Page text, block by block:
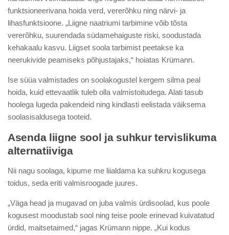
funktsioneerivana hoida verd, vererõhku ning närvi- ja
lihasfunktsioone. „Liigne naatriumi tarbimine võib tõsta
vererõhku, suurendada südamehaiguste riski, soodustada
kehakaalu kasvu. Liigset soola tarbimist peetakse ka
neerukivide peamiseks põhjustajaks,“ hoiatas Krümann.
Ise süüa valmistades on soolakogustel kergem silma peal
hoida, kuid ettevaatlik tuleb olla valmistoitudega. Alati tasub
hoolega lugeda pakendeid ning kindlasti eelistada väiksema
soolasisaldusega tooteid.
Asenda liigne sool ja suhkur tervislikuma
alternatiiviga
Nii nagu soolaga, kipume me liialdama ka suhkru kogusega
toidus, seda eriti valmisroogade juures.
„Väga head ja mugavad on juba valmis ürdisoolad, kus poole
kogusest moodustab sool ning teise poole erinevad kuivatatud
ürdid, maitsetaimed,“ jagas Krümann nippe. „Kui kodus